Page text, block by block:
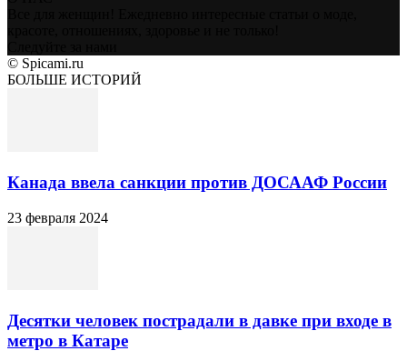
© Spicami.ru
БОЛЬШЕ ИСТОРИЙ
Канада ввела санкции против ДОСААФ России
23 февраля 2024
Десятки человек пострадали в давке при входе в
метро в Катаре